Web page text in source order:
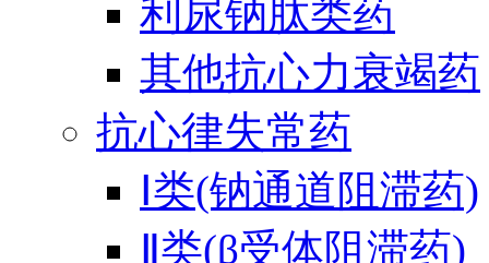
利尿钠肽类药
其他抗心力衰竭药
抗心律失常药
Ⅰ类(钠通道阻滞药)
Ⅱ类(β受体阻滞药)